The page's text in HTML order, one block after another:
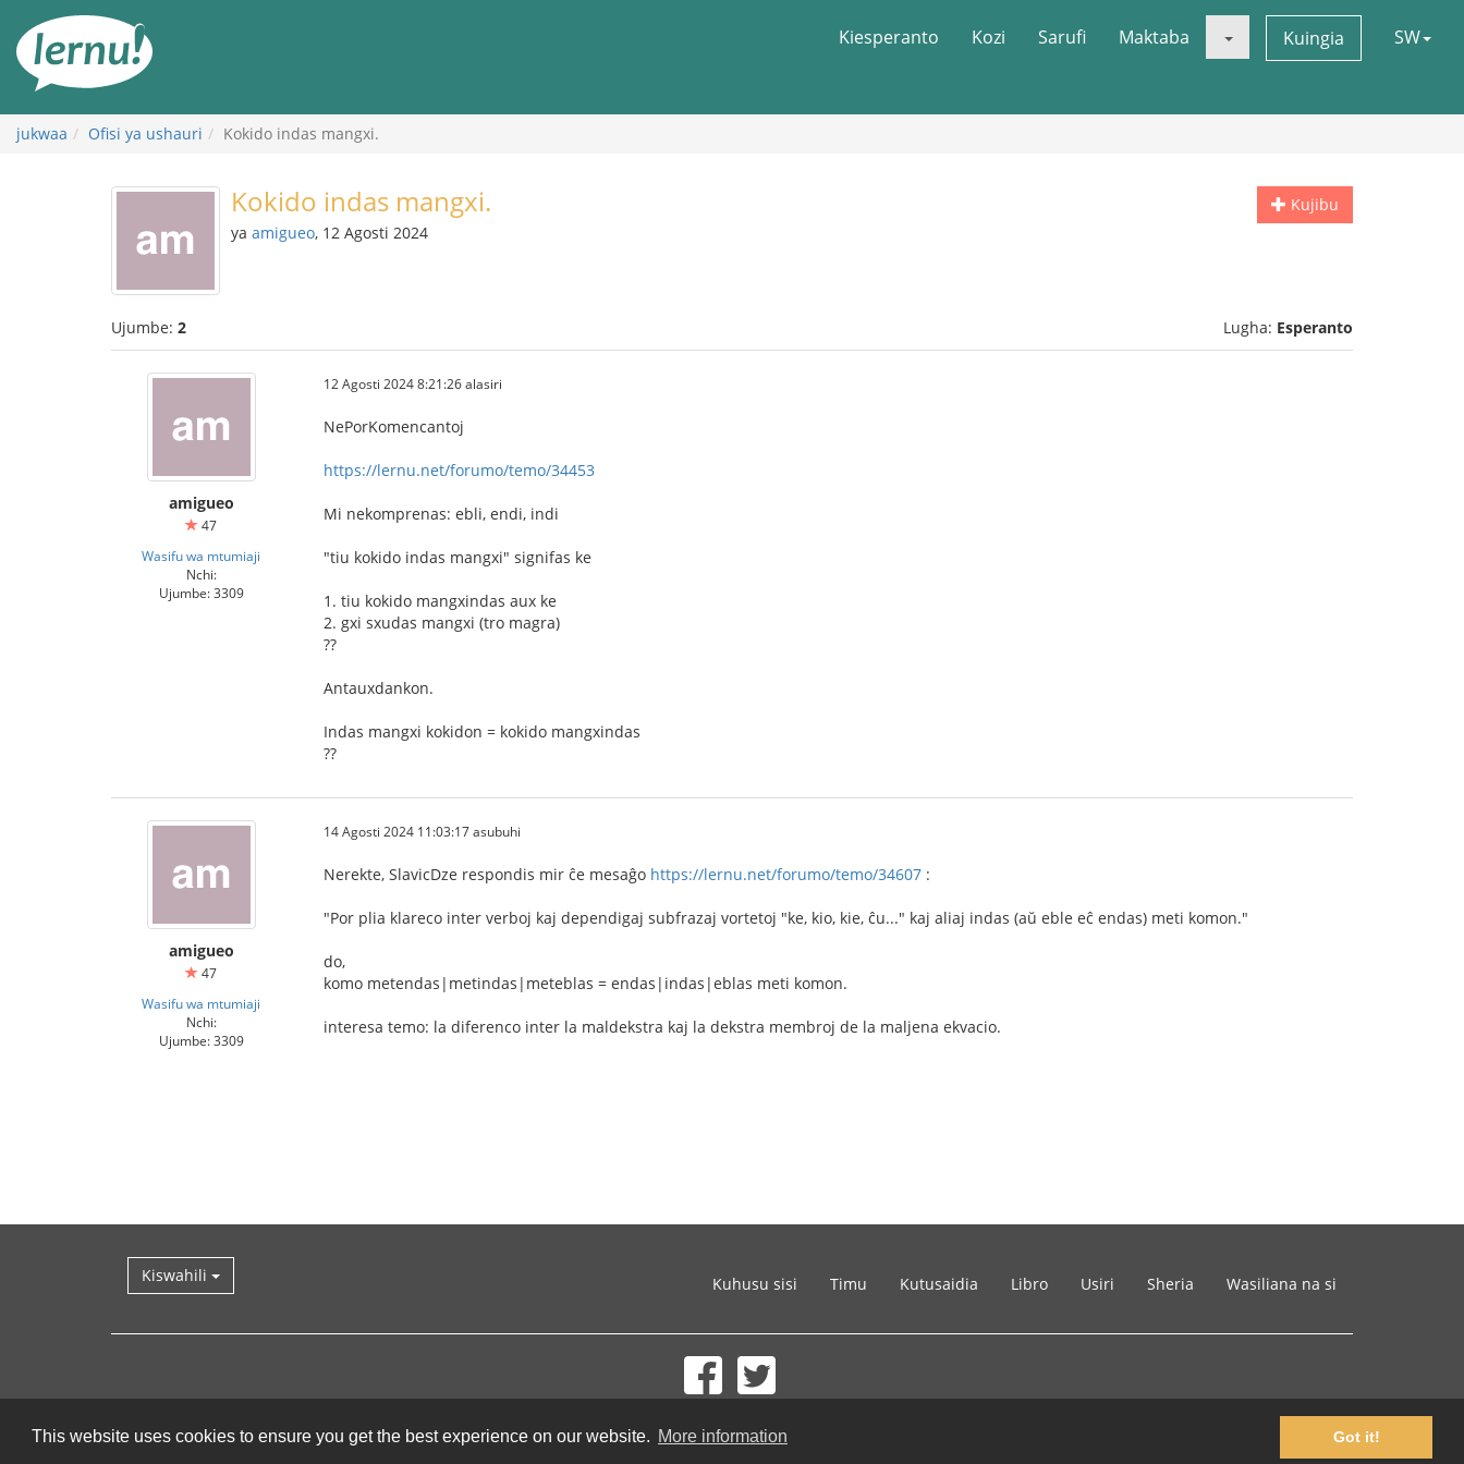
This website uses cookies to ensure you get the best experience on our website. More information Got it!
maudhui
Kiesperanto Kozi Sarufi Maktaba Kuingia SW
jukwaa Ofisi ya ushauri Kokido indas mangxi.
Kujibu
Kokido indas mangxi.
ya amigueo, 12 Agosti 2024
Ujumbe: 2 Lugha: Esperanto
amigueo
47
Wasifu wa mtumiaji
Nchi:
Ujumbe: 3309
12 Agosti 2024 8:21:26 alasiri
NePorKomencantoj
https://lernu.net/forumo/temo/34453
Mi nekomprenas: ebli, endi, indi
"tiu kokido indas mangxi" signifas ke
1. tiu kokido mangxindas aux ke
2. gxi sxudas mangxi (tro magra)
??
Antauxdankon.
Indas mangxi kokidon = kokido mangxindas
??
amigueo
47
Wasifu wa mtumiaji
Nchi:
Ujumbe: 3309
14 Agosti 2024 11:03:17 asubuhi
Nerekte, SlavicDze respondis mir ĉe mesaĝo https://lernu.net/forumo/temo/34607 :
"Por plia klareco inter verboj kaj dependigaj subfrazaj vortetoj "ke, kio, kie, ĉu..." kaj aliaj indas (aŭ eble eĉ endas) meti komon."
do,
komo metendas|metindas|meteblas = endas|indas|eblas meti komon.
interesa temo: la diferenco inter la maldekstra kaj la dekstra membroj de la maljena ekvacio.
Kiswahili Kuhusu sisi Timu Kutusaidia Libro Usiri Sheria Wasiliana na si